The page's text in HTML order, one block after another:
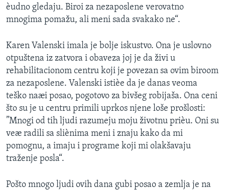
èudno gledaju. Biroi za nezaposlene verovatno
mnogima pomažu, ali meni sada svakako ne“.
Karen Valenski imala je bolje iskustvo. Ona je uslovno
otpuštena iz zatvora i obaveza joj je da živi u
rehabilitacionom centru koji je povezan sa ovim biroom
za nezaposlene. Valenski istièe da je danas veoma
teško naæi posao, pogotovo za bivšeg robijaša. Ona ceni
što su je u centru primili uprkos njene loše prošlosti:
”Mnogi od tih ljudi razumeju moju životnu prièu. Oni su
veæ radili sa sliènima meni i znaju kako da mi
pomognu, a imaju i programe koji mi olakšavaju
traženje posla“.
Pošto mnogo ljudi ovih dana gubi posao a zemlja je na